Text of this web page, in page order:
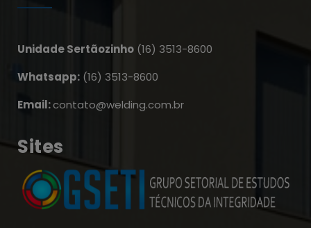
Unidade Sertãozinho (16) 3513-8600
Whatsapp: (16) 3513-8600
Email:contato@welding.com.br
Sites